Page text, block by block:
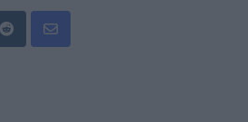
RedditShare